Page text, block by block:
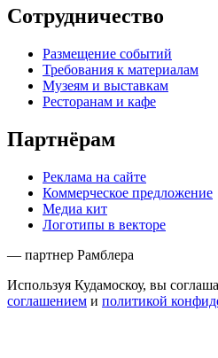
Сотрудничество
Размещение событий
Требования к материалам
Музеям и выставкам
Ресторанам и кафе
Партнёрам
Реклама на сайте
Коммерческое предложение
Медиа кит
Логотипы в векторе
— партнер Рамблера
Используя Кудамоскоу, вы
соглашением и политикой